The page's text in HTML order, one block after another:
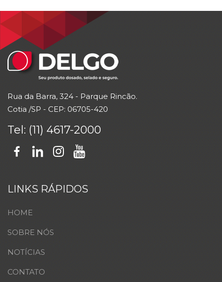
Rua da Barra, 324 - Parque Rincão.
Cotia /SP - CEP: 06705-420
Tel: (11) 4617-2000
LINKS RÁPIDOS
HOME
SOBRE NÓS
NOTÍCIAS
CONTATO